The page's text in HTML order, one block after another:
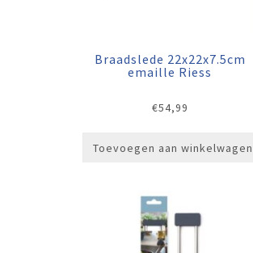
Braadslede 22x22x7.5cm
emaille Riess
€54,99
Toevoegen aan winkelwagen